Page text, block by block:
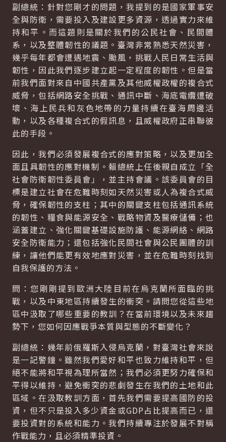
副總統：針對您剛才的問題，我提到的是國家軍事安
全與防衛，需要投入及建設更多資源，透過實力來維
持和平。而這題則是關於我們的公民社會、民間體
系，以及整體韌性的議題。臺灣非常熟悉天然災害，
幾乎每年都會遭遇地震、颱風，挑戰人民日常生活與
韌性，因此我們逐步建立起一定程度的韌性。但是當
前我們面對來自中國共產黨及其他威權政權的複合式
威脅，包括網路安全挑戰、通訊中斷、海底電纜遭破
壞、海上民兵和灰色地帶的力量持續在臺海周邊活
動，以及各種複合式的假訊息，且威權政府正串聯彼
此的手段。
因此，我們必須發展複合式的應對策略，以及更加全
面且具韌性的應對機制。賴總統上任後親自成立「全
社會防衛韌性委員會」，並主持會議。該委員會的目
標是建立社會在危難時刻如天然災害或人為複合式威
脅，確保韌性的支柱；其中的關鍵支柱包括通訊系統
的韌性、糧食與能源安全、戰略物資及醫療儲備；也
涵蓋建立、強化關鍵基礎設施防護、能源網絡、網路
安全防衛能力；還包括強化民間社會與公民團體的訓
練，讓他們能更有效地應對災害，並在危難時刻找到
自我保護的方法。
問：您剛剛提到歐洲大陸目前在烏克蘭所面臨的挑
戰，以及中東地區持續發生的衝突。請問您從這些地
區中汲取了哪些重要的教訓？在當前環境以及未來趨
勢下，您如何因應戰爭本質與型態的不斷變化？
副總統：幾年前俄羅斯入侵烏克蘭，對臺灣社會來說
是一記警鐘。雖然我們愛好和平也致力維持和平，但
絕不能將和平視為理所當然；我們必須更努力確保和
平得以維持，避免衝突的悲劇發生在我們的土地和此
區域。在汲取教訓方面，首先我們需要提高國防的投
資，但不只是投入多少資金或GDP占比提高而已，還
要投資對的系統和能力。我們持續專注於發展不對稱
作戰能力，且必須精準投資。